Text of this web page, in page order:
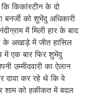
किकांस्टीन के दो
को शुभेंदु अधिकारी
में मिली हार के बाद
के अखाड़े में जीत हासिल
में एक बार फिर शुभेंदु
उम्मीदवारी का ऐलान
दावा कर रहे थे कि वे
शाम को हकीकत में बदल